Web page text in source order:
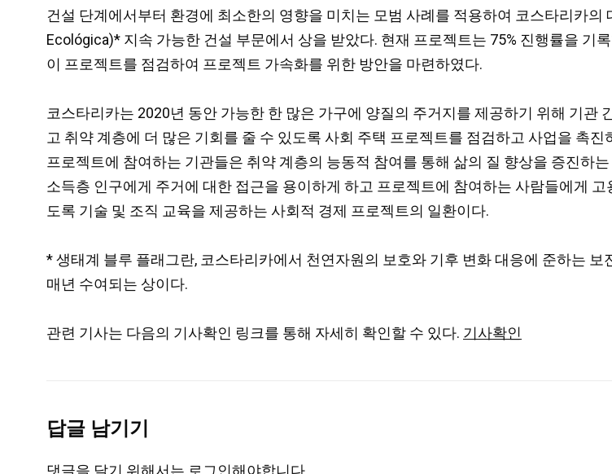
건설 단계에서부터 환경에 최소한의 영향을 미치는 모범 사례를 적용하여 코스타리카의
Ecológica)* 지속 가능한 건설 부문에서 상을 받았다. 현재 프로젝트는 75% 진행률을 기
이 프로젝트를 점검하여 프로젝트 가속화를 위한 방안을 마련하였다.
코스타리카는 2020년 동안 가능한 한 많은 가구에 양질의 주거지를 제공하기 위해 기관
고 취약 계층에 더 많은 기회를 줄 수 있도록 사회 주택 프로젝트를 점검하고 사업을 촉
프로젝트에 참여하는 기관들은 취약 계층의 능동적 참여를 통해 삶의 질 향상을 증진하
소득층 인구에게 주거에 대한 접근을 용이하게 하고 프로젝트에 참여하는 사람들에게
도록 기술 및 조직 교육을 제공하는 사회적 경제 프로젝트의 일환이다.
* 생태계 블루 플래그란, 코스타리카에서 천연자원의 보호와 기후 변화 대응에 준하는
매년 수여되는 상이다.
관련 기사는 다음의 기사확인 링크를 통해 자세히 확인할 수 있다. 기사확인
답글 남기기
댓글을 달기 위해서는 로그인해야합니다.